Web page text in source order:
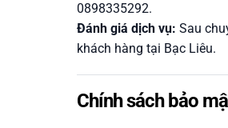
0898335292.
Đánh giá dịch vụ: Sau
khách hàng tại Bạc Liêu.
Chính sách bảo